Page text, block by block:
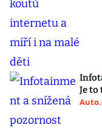
Je to